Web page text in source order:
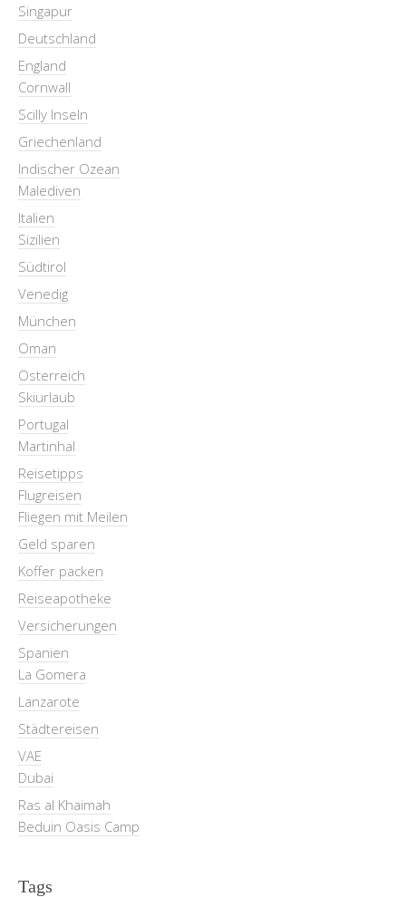
Singapur
Deutschland
England
Cornwall
Scilly Inseln
Griechenland
Indischer Ozean
Malediven
Italien
Sizilien
Südtirol
Venedig
München
Oman
Österreich
Skiurlaub
Portugal
Martinhal
Reisetipps
Flugreisen
Fliegen mit Meilen
Geld sparen
Koffer packen
Reiseapotheke
Versicherungen
Spanien
La Gomera
Lanzarote
Städtereisen
VAE
Dubai
Ras al Khaimah
Beduin Oasis Camp
Tags